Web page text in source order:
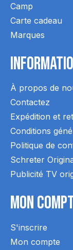
Camp
Carte cadeau
Marques
À propos de
Contactez
Expédition et
Conditions
Politique de
Schreter
Publicité TV
Mon
S'inscrire
Mon compte